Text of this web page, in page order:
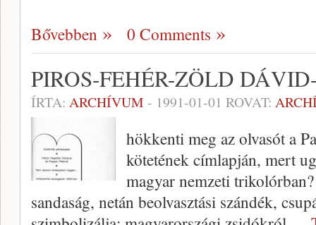
Bővebben 0 Comments
PIROS-FEHÉR-ZÖLD
ÍRTA: ARCHÍVUM - 1991-01-01 ROVAT:
hökkenti meg az olvasót a
kötetének címlapján, mert
magyar nemzeti
sandaság, netán beolvasztási szándék,